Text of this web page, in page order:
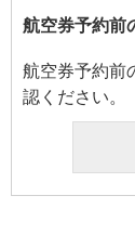
航空券予約前
航空券予約前
認ください。